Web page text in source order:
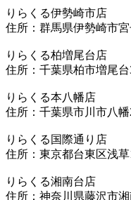
りらくる伊勢崎市店
住所：群馬県伊勢崎市宮
りらくる柏増尾台店
住所：千葉県柏市増尾台
りらくる本八幡店
住所：千葉県市川市八幡
りらくる国際通り店
住所：東京都台東区浅草
りらくる湘南台店
住所：神奈川県藤沢市湘